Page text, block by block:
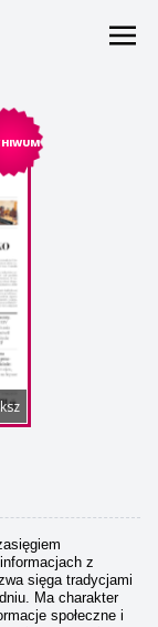
z
sięga tradycjami
Ma charakter
społeczne i